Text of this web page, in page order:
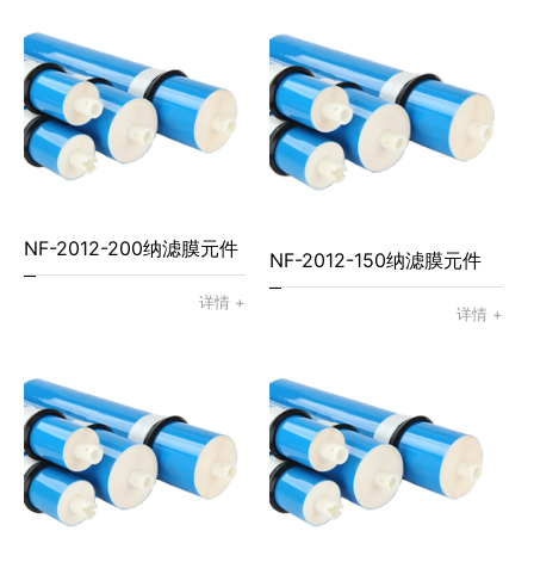
NF-2012-200纳滤膜元件
详情 +
NF-2012-150纳滤膜元件
详情 +